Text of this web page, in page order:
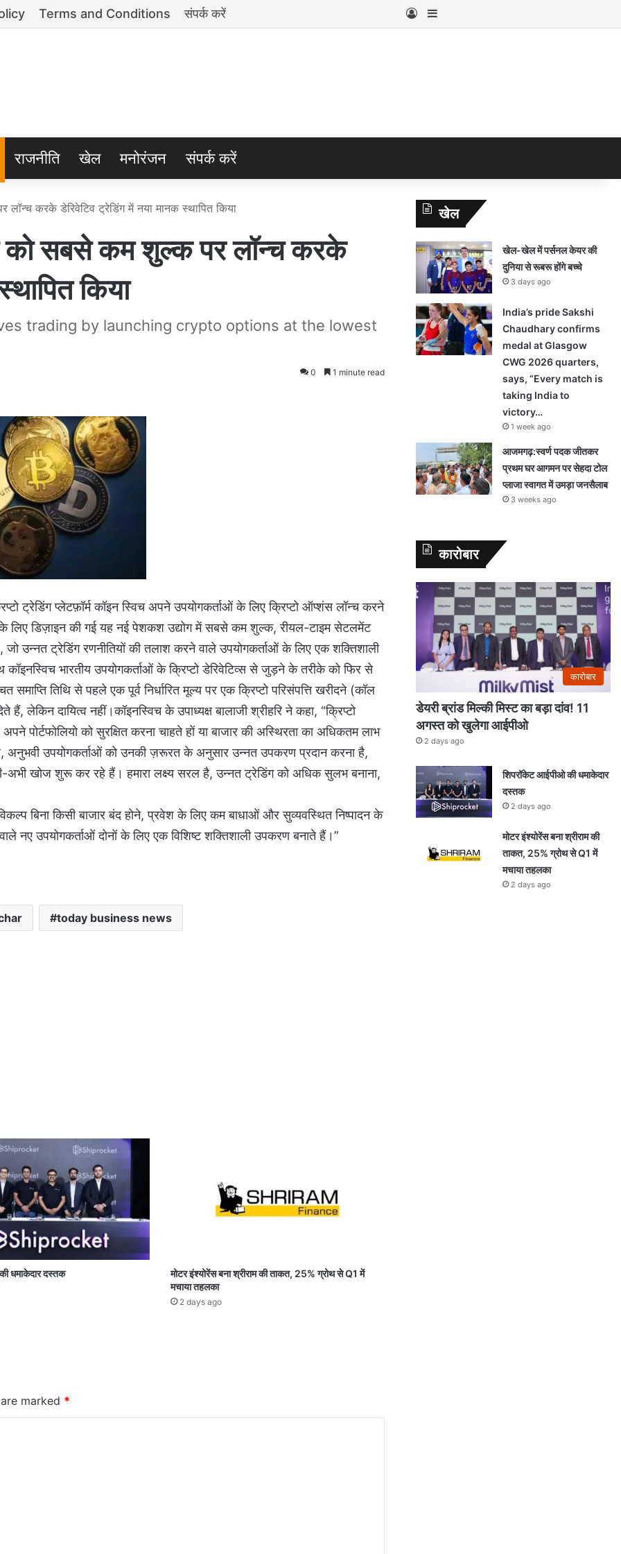
Terms and Conditions संपर्क करें Log InSidebar
राजनीति खेल मनोरंजन संपर्क करें
करके डेरिवेटिव ट्रेडिंग में नया मानक स्थापित किया
को सबसे कम शुल्क पर लॉन्च करके
किया
trading by launching crypto options at the lowest
0 1 minute read
ट्रेडिंग प्लेटफ़ॉर्म कॉइन स्विच अपने उपयोगकर्ताओं के लिए क्रिप्टो ऑप्शंस लॉन्च करने
के लिए डिज़ाइन की गई यह नई पेशकश उद्योग में सबसे कम शुल्क, रीयल-टाइम सेटलमेंट
उन्नत ट्रेडिंग रणनीतियों की तलाश करने वाले उपयोगकर्ताओं के लिए एक शक्तिशाली
भारतीय उपयोगकर्ताओं के क्रिप्टो डेरिवेटिव्स से जुड़ने के तरीके को फिर से
तिथि से पहले एक पूर्व निर्धारित मूल्य पर एक क्रिप्टो परिसंपत्ति खरीदने (कॉल
दायित्व नहीं।कॉइनस्विच के उपाध्यक्ष बालाजी श्रीहरि ने कहा, “क्रिप्टो
को सुरक्षित करना चाहते हों या बाजार की अस्थिरता का अधिकतम लाभ
अनुभवी उपयोगकर्ताओं को उनकी ज़रूरत के अनुसार उन्नत उपकरण प्रदान करना है,
खोज शुरू कर रहे हैं। हमारा लक्ष्य सरल है, उन्नत ट्रेडिंग को अधिक सुलभ बनाना,
बिना किसी बाजार बंद होने, प्रवेश के लिए कम बाधाओं और सुव्यवस्थित निष्पादन के
नए उपयोगकर्ताओं दोनों के लिए एक विशिष्ट शक्तिशाली उपकरण बनाते हैं।”
today business news
धमाकेदार दस्तक
मोटर इंश्योरेंस बना श्रीराम की ताकत, 25% ग्रोथ से Q1 में
मचाया तहलका
2 days ago
marked *
खेल
खेल-खेल में पर्सनल केयर की
दुनिया से रूबरू होंगे बच्चे
3 days ago
India’s pride Sakshi
Chaudhary confirms
medal at Glasgow
CWG 2026 quarters,
says, “Every match is
taking India to
victory…
1 week ago
आजमगढ़:स्वर्ण पदक जीतकर
प्रथम घर आगमन पर सेहदा टोल
प्लाजा स्वागत में उमड़ा जनसैलाब
3 weeks ago
कारोबार
कारोबार
डेयरी ब्रांड मिल्की मिस्ट का बड़ा दांव! 11
अगस्त को खुलेगा आईपीओ
2 days ago
शिपरॉकेट आईपीओ की धमाकेदार
दस्तक
2 days ago
मोटर इंश्योरेंस बना श्रीराम की
ताकत, 25% ग्रोथ से Q1 में
मचाया तहलका
2 days ago